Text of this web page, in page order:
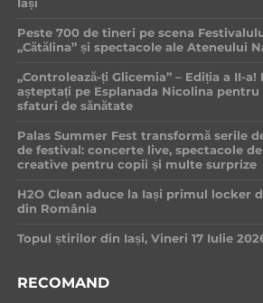
Iași
Peste 700 de tineri pe scena
„Cătălina” și spectacole ale Ateneului
„Controlează-ți Glicemia” – Ediția a II-a!
așteptați pe Esplanada Nicolina
sfaturi de sănătate
Palas Summer Fest transformă serile
de festival: concerte live, spectacole
creative pentru copii și multe surprize
H2O Clean aduce la Iași primul locker
din România
Topul știrilor din Iași, Vineri 17 Iulie
RECOMAND